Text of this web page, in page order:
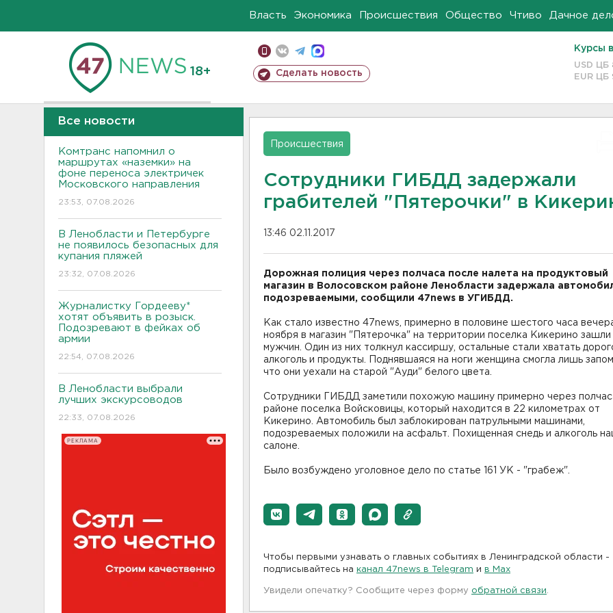
Власть Экономика Происшествия Общество Чтиво Дачное
18+ Сделать новость
Курсы
USD ЦБ
EUR ЦБ
Все новости
Комтранс напомнил о
маршрутах «наземки» на
фоне переноса электричек
Московского направления
23:53, 07.08.2026
В Ленобласти и Петербурге
не появилось безопасных для
купания пляжей
23:32, 07.08.2026
Журналистку Гордееву*
хотят объявить в розыск.
Подозревают в фейках об
армии
22:54, 07.08.2026
В Ленобласти выбрали
лучших экскурсоводов
22:33, 07.08.2026
РЕКЛАМА
Происшествия
Сотрудники ГИБДД задержали
грабителей "Пятерочки" в
13:46 02.11.2017
Дорожная полиция через полчаса после налета на продуктовый
магазин в Волосовском районе Ленобласти задержала
подозреваемыми, сообщили 47news в УГИБДД.
Как стало известно 47news, примерно в половине шестого часа
ноября в магазин "Пятерочка" на территории поселка Кикерино
мужчин. Один из них толкнул кассиршу, остальные стали хватать
алкоголь и продукты. Поднявшаяся на ноги женщина смогла лишь
что они уехали на старой "Ауди" белого цвета.
Сотрудники ГИБДД заметили похожую машину примерно через
районе поселка Войсковицы, который находится в 22 километрах от
Кикерино. Автомобиль был заблокирован патрульными машинами,
подозреваемых положили на асфальт. Похищенная снедь и алкоголь
салоне.
Было возбуждено уголовное дело по статье 161 УК - "грабеж".
Чтобы первыми узнавать о главных событиях в Ленинградской области -
подписывайтесь на канал 47news в Telegram и в Maх
Увидели опечатку? Сообщите через форму обратной связи